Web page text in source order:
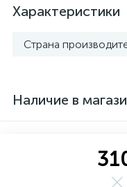
Характеристики
Страна
Наличие в